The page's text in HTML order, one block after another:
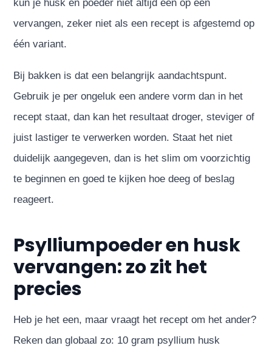
kun je husk en poeder niet altijd één op één
vervangen, zeker niet als een recept is afgestemd op
één variant.
Bij bakken is dat een belangrijk aandachtspunt.
Gebruik je per ongeluk een andere vorm dan in het
recept staat, dan kan het resultaat droger, steviger of
juist lastiger te verwerken worden. Staat het niet
duidelijk aangegeven, dan is het slim om voorzichtig
te beginnen en goed te kijken hoe deeg of beslag
reageert.
Psylliumpoeder en husk
vervangen: zo zit het
precies
Heb je het een, maar vraagt het recept om het ander?
Reken dan globaal zo: 10 gram psyllium husk